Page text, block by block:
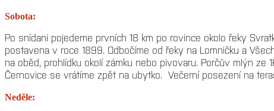
Sobota:
Po snídani pojedeme prvních 18 km po rovince okolo řeky
postavena v roce 1899. Odbočíme od řeky na Lomničku a
na oběd, prohlídku okolí zámku nebo pivovaru. Porčův mlýn
Černovice se vrátíme zpět na ubytko. Večerní posezení na
Neděle: